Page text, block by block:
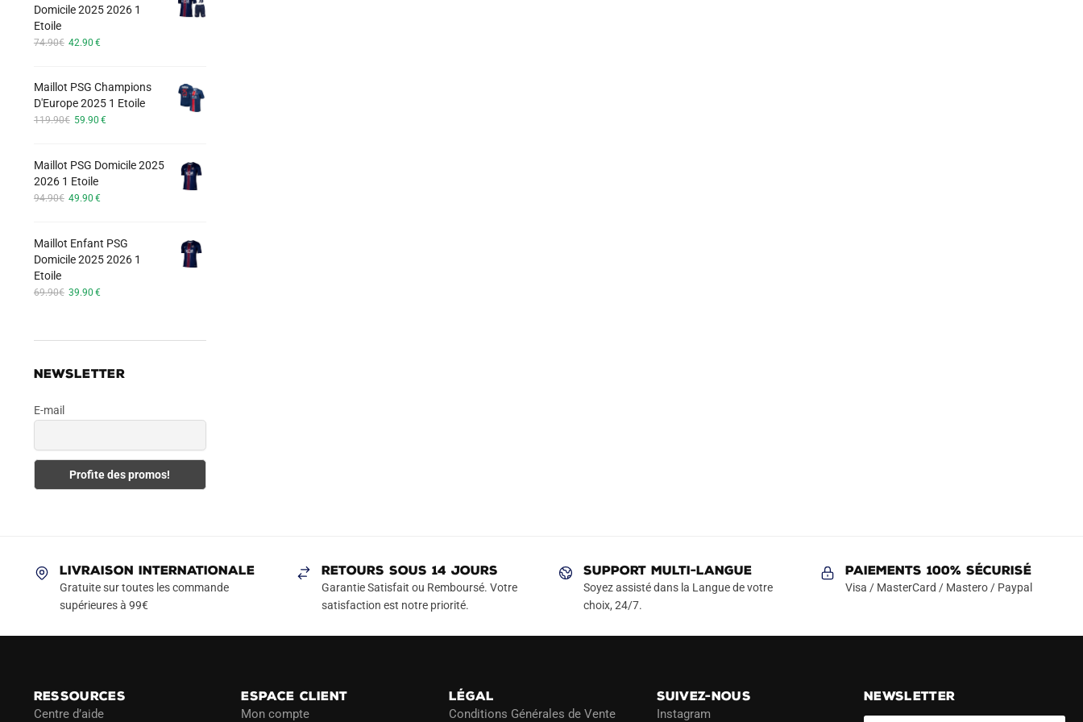
74.90€.42.90€.
Domicile 2025 2026 1
Etoile
74.90€ Le
était :
74.90€.
42.90 €Le
est :
42.90€.
Maillot PSG Champions
D'Europe 2025 1 Etoile
119.90€ Le
était :
119.90€.
59.90 €Le
est :
Maillot PSG Domicile 2025
2026 1 Etoile
94.90€ Le
était :
94.90€.
49.90 €Le
est :
49.90€.
Maillot Enfant PSG
Domicile 2025 2026 1
Etoile
69.90€ Le
était :
39.90 €Le
est :
NEWSLETTER
E-mail
LIVRAISON INTERNATIONALE
Gratuite sur toutes les commande
supérieures à 99€
RETOURS SOUS 14 JOURS
Garantie Satisfait ou Remboursé. Votre
satisfaction est notre priorité.
SUPPORT MULTI-LANGUE
Soyez assisté dans la Langue de votre
choix, 24/7.
Paiements 100% Sécurisé
Visa / MasterCard / Mastero / Paypal
RESSOURCES
Centre d’aide
ESPACE CLIENT
Mon compte
LÉGAL
Conditions Générales de Vente
SUIVEZ-NOUS
Instagram
NEWSLETTER